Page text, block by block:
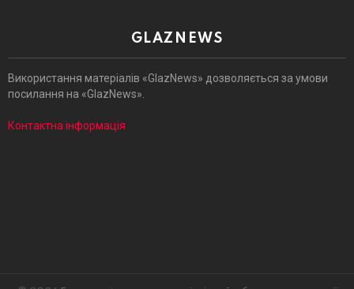
GLAZNEWS
Використання матеріалів «GlazNews» дозволяється за умови
посилання на «GlazNews».
Контактна інформація